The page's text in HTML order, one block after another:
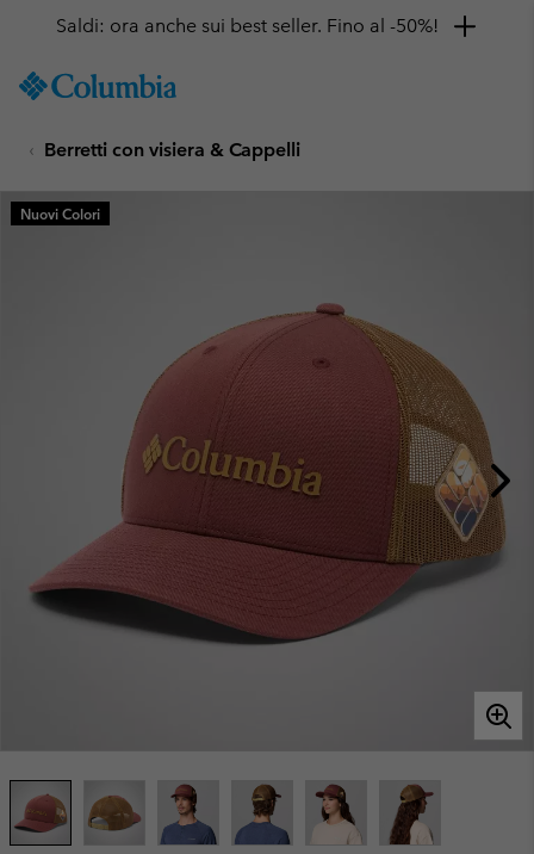
TO
SKIP
MAIN
NAV
Saldi: ora anche sui best seller. Fino al -50%!
Berretti con visiera & Cappelli
Nuovi Colori